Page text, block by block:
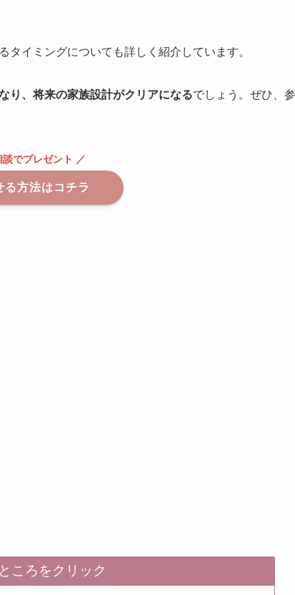
イミングについても詳しく紹介しています。
り、将来の家族設計がクリアになるでしょう。ぜひ、参
でプレゼント ／
る方法はコチラ
ころをクリック